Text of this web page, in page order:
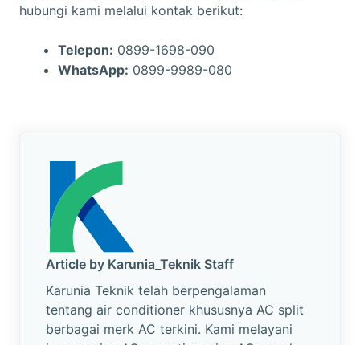
hubungi kami melalui kontak berikut:
Telepon: 0899-1698-090
WhatsApp: 0899-9989-080
Article by Karunia_Teknik Staff
Karunia Teknik telah berpengalaman
tentang air conditioner khususnya AC split
berbagai merk AC terkini. Kami melayani